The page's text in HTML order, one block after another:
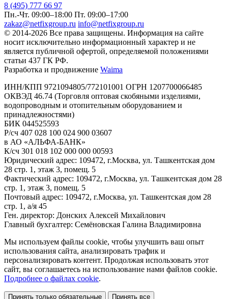
8 (495) 777 66 97
Пн.-Чт. 09:00–18:00 Пт. 09:00–17:00
zakaz@netfixgroup.ru info@netfixgroup.ru
© 2014-2026 Все права защищены. Информация на сайте
носит исключительно информационный характер и не
является публичной офертой, определяемой положениями
статьи 437 ГК РФ.
Разработка и продвижение Waima
ИНН/КПП 9721094805/772101001 ОГРН 1207700066485
ОКВЭД 46.74 (Торговля оптовая скобяными изделиями,
водопроводным и отопительным оборудованием и
принадлежностями)
БИК 044525593
Р/сч 407 028 100 024 900 03607
в АО «АЛЬФА-БАНК»
К/сч 301 018 102 000 000 00593
Юридический адрес: 109472, г.Москва, ул. Ташкентская дом
28 стр. 1, этаж 3, помещ. 5
Фактический адрес: 109472, г.Москва, ул. Ташкентская дом 28
стр. 1, этаж 3, помещ. 5
Почтовый адрес: 109472, г.Москва, ул. Ташкентская дом 28
стр. 1, а/я 45
Ген. директор: Донских Алексей Михайлович
Главный бухгалтер: Семёновская Галина Владимировна
Мы используем файлы cookie, чтобы улучшить ваш опыт
использования сайта, анализировать трафик и
персонализировать контент. Продолжая использовать этот
сайт, вы соглашаетесь на использование нами файлов cookie.
Подробнее о файлах cookie.
Принять только обязательные Принять все